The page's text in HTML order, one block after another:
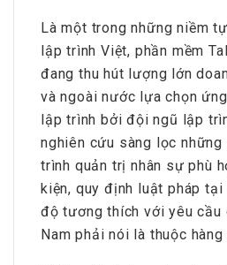
Là một trong những niềm
lập trình Việt, phần mềm
đang thu hút lượng lớn
và ngoài nước lựa chọn
lập trình bởi đội ngũ lập
nghiên cứu sàng lọc những
trình quản trị nhân sự phù
kiện, quy định luật pháp tại
độ tương thích với yêu cầu
Nam phải nói là thuộc hàng